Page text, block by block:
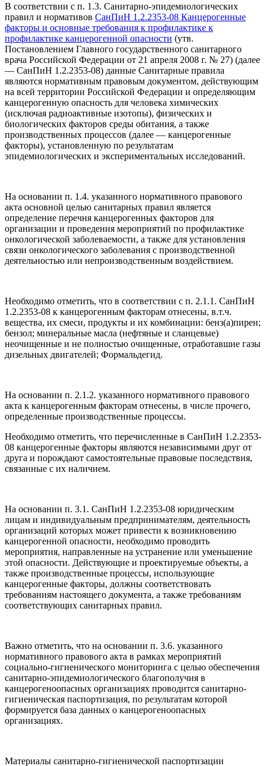
В соответствии с п. 1.3. Санитарно-эпидемиологических
правил и нормативов СанПиН 1.2.2353-08 Канцерогенные
факторы и основные требования к профилактике к
профилактике канцерогенной опасности (утв.
Постановлением Главного государственного санитарного
врача Российской Федерации от 21 апреля 2008 г. № 27) (далее
— СанПиН 1.2.2353-08) данные Санитарные правила
являются нормативным правовым документом, действующим
на всей территории Российской Федерации и определяющим
канцерогенную опасность для человека химических
(исключая радиоактивные изотопы), физических и
биологических факторов среды обитания, а также
производственных процессов (далее — канцерогенные
факторы), установленную по результатам
эпидемиологических и экспериментальных исследований.
На основании п. 1.4. указанного нормативного правового
акта основной целью санитарных правил является
определение перечня канцерогенных факторов для
организации и проведения мероприятий по профилактике
онкологической заболеваемости, а также для установления
связи онкологического заболевания с производственной
деятельностью или непроизводственным воздействием.
Необходимо отметить, что в соответствии с п. 2.1.1. СанПиН
1.2.2353-08 к канцерогенным факторам отнесены, в.т.ч.
вещества, их смеси, продукты и их комбинации: бенз(а)пирен;
бензол; минеральные масла (нефтяные и сланцевые)
неочищенные и не полностью очищенные, отработавшие газы
дизельных двигателей; Формальдегид.
На основании п. 2.1.2. указанного нормативного правового
акта к канцерогенным факторам отнесены, в числе прочего,
определенные производственные процессы.
Необходимо отметить, что перечисленные в СанПиН 1.2.2353-
08 канцерогенные факторы являются независимыми друг от
друга и порождают самостоятельные правовые последствия,
связанные с их наличием.
На основании п. 3.1. СанПиН 1.2.2353-08 юридическим
лицам и индивидуальным предпринимателям, деятельность
организаций которых может привести к возникновению
канцерогенной опасности, необходимо проводить
мероприятия, направленные на устранение или уменьшение
этой опасности. Действующие и проектируемые объекты, а
также производственные процессы, использующие
канцерогенные факторы, должны соответствовать
требованиям настоящего документа, а также требованиям
соответствующих санитарных правил.
Важно отметить, что на основании п. 3.6. указанного
нормативного правового акта в рамках мероприятий
социально-гигиенического мониторинга с целью обеспечения
санитарно-эпидемиологического благополучия в
канцерогеноопасных организациях проводится санитарно-
гигиеническая паспортизация, по результатам которой
формируется база данных о канцерогеноопасных
организациях.
Материалы санитарно-гигиенической паспортизации